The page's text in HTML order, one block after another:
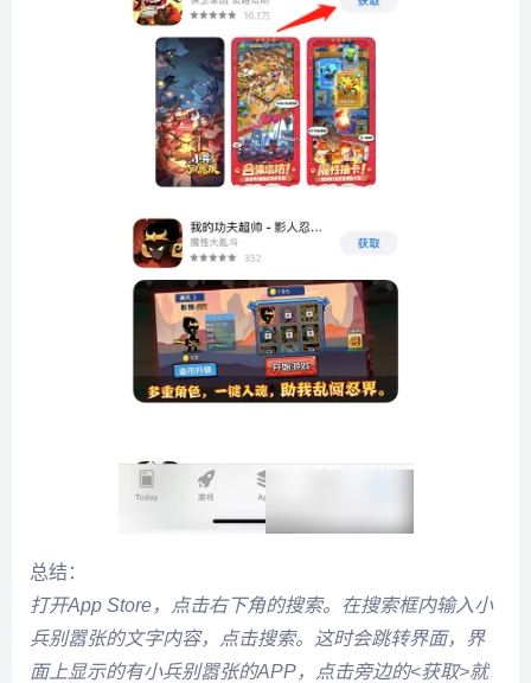
总结：
打开App Store，点击右下角的搜索。在搜索框内输入小
兵别嚣张的文字内容，点击搜索。这时会跳转界面，界
面上显示的有小兵别嚣张的APP，点击旁边的<获取>就